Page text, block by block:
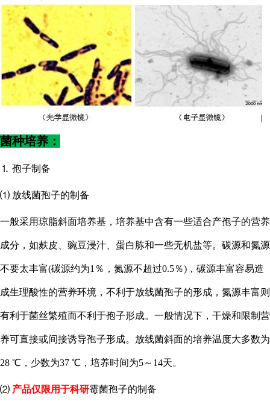
菌种培养：
⒈ 孢子制备
⑴ 放线菌孢子的制备
一般采用琼脂斜面培养基，培养基中含有一些适合产孢子的营养
成分，如麸皮、豌豆浸汁、蛋白胨和一些无机盐等。碳源和氮源
不要太丰富(碳源约为1％，氮源不超过0.5％)，碳源丰富容易造
成生理酸性的营养环境，不利于放线菌孢子的形成，氮源丰富则
有利于菌丝繁殖而不利于孢子形成。一般情况下，干燥和限制营
养可直接或间接诱导孢子形成。放线菌斜面的培养温度大多数为
28 ℃，少数为37 ℃，培养时间为5～14天。
⑵ 产品仅限用于科研霉菌孢子的制备